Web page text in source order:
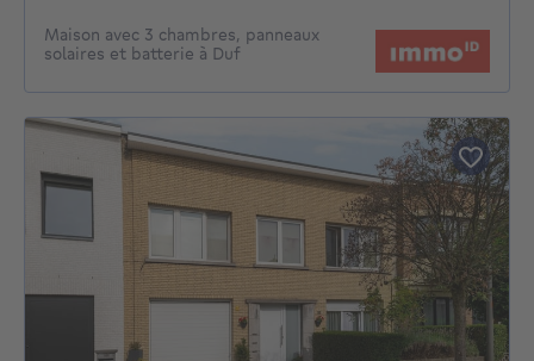
Maison avec 3 chambres, panneaux
solaires et batterie à Duf